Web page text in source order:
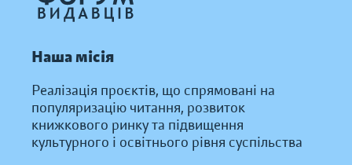
Наша місія
Реалізація проєктів, що спрямовані на
популяризацію читання, розвиток
книжкового ринку та підвищення
культурного і освітнього рівня суспільства